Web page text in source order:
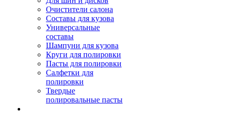
Очистители салона
Составы для кузова
Универсальные
составы
Шампуни для кузова
Круги для полировки
Пасты для полировки
Салфетки для
полировки
Твердые
полировальные пасты